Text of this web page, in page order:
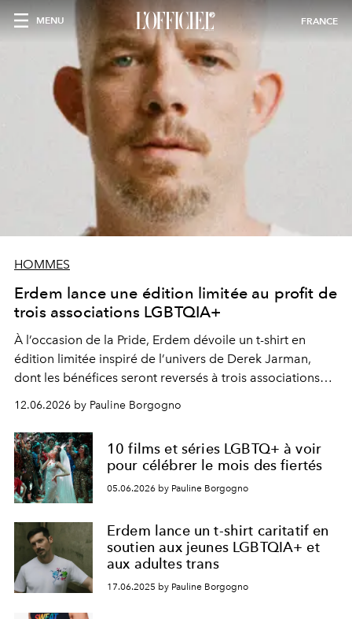
MENU FRANCE
HOMMES
Erdem lance une édition limitée au profit de
trois associations LGBTQIA+
À l’occasion de la Pride, Erdem dévoile un t-shirt en
édition limitée inspiré de l’univers de Derek Jarman,
dont les bénéfices seront reversés à trois associations
majeures engagées auprès des communautés
12.06.2026 by Pauline Borgogno
10 films et séries LGBTQ+ à voir
pour célébrer le mois des fiertés
05.06.2026 by Pauline Borgogno
Erdem lance un t-shirt caritatif en
soutien aux jeunes LGBTQIA+ et
aux adultes trans
17.06.2025 by Pauline Borgogno